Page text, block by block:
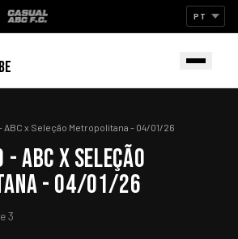
ABC x Seleção Metropolitana - 04/01/26
- ABC X SELEÇÃO
- 04/01/26
3